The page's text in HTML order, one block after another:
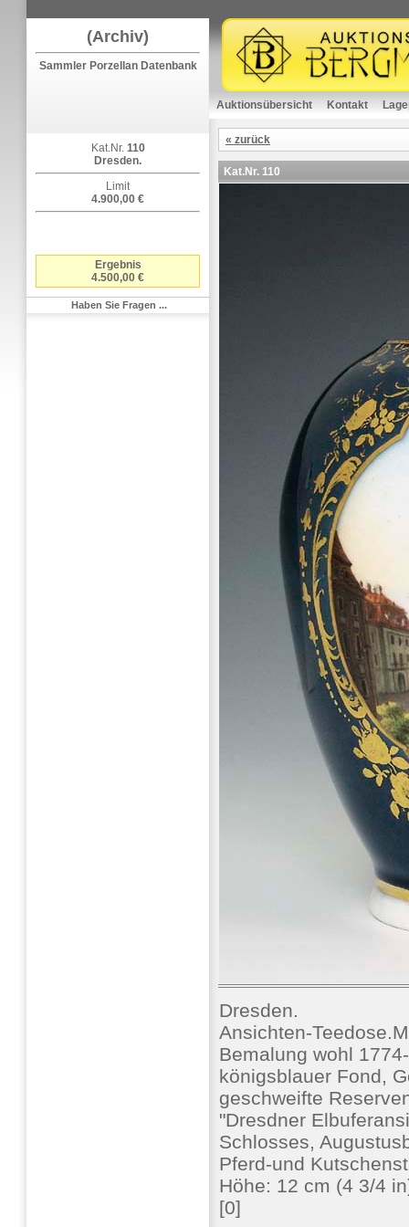
(Archiv)
Sammler Porzellan Datenbank
Kat.Nr. 110
Dresden.
Limit
4.900,00 €
Ergebnis
4.500,00 €
Haben Sie Fragen ...
Auktionsübersicht Kontakt
« zurück
Kat.Nr. 110
Dresden.
Ansichten-
Bemalung wohl
königsblauer Fond,
geschweifte
"Dresdner
Schlosses,
Pferd-und
Höhe: 12 cm (4 3/4
[0]